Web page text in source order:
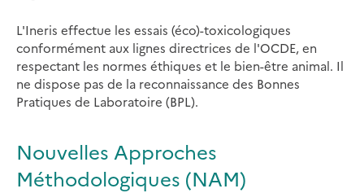
L'Ineris effectue les essais (éco)-toxicologiques
conformément aux lignes directrices de l'OCDE, en
respectant les normes éthiques et le bien-être animal. Il
ne dispose pas de la reconnaissance des Bonnes
Pratiques de Laboratoire (BPL).
Nouvelles Approches
Méthodologiques (NAM)